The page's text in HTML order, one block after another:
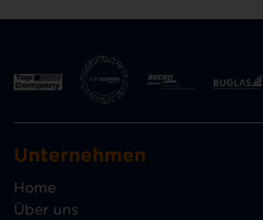
Unternehmen
Home
Über uns